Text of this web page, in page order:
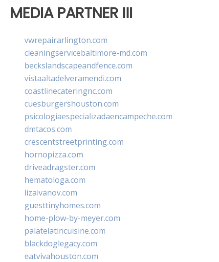
MEDIA PARTNER III
vwrepairarlington.com
cleaningservicebaltimore-md.com
beckslandscapeandfence.com
vistaaltadelveramendi.com
coastlinecateringnc.com
cuesburgershouston.com
psicologiaespecializadaencampeche.com
dmtacos.com
crescentstreetprinting.com
hornopizza.com
driveadragster.com
hematologa.com
lizaivanov.com
guesttinyhomes.com
home-plow-by-meyer.com
palatelatincuisine.com
blackdoglegacy.com
eatvivahouston.com